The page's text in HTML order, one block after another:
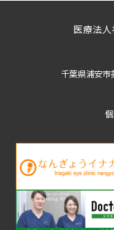
医療法
千葉県浦安